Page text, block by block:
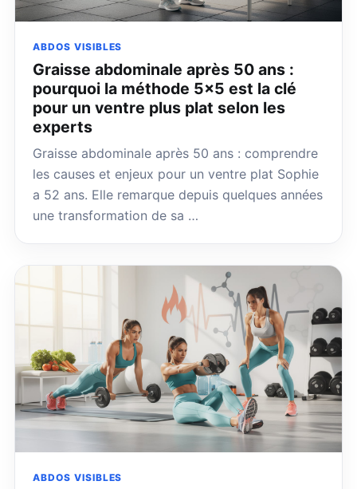
ABDOS VISIBLES
Graisse abdominale après 50 ans :
pourquoi la méthode 5×5 est la clé
pour un ventre plus plat selon les
experts
Graisse abdominale après 50 ans : comprendre
les causes et enjeux pour un ventre plat Sophie
a 52 ans. Elle remarque depuis quelques années
une transformation de sa …
ABDOS VISIBLES